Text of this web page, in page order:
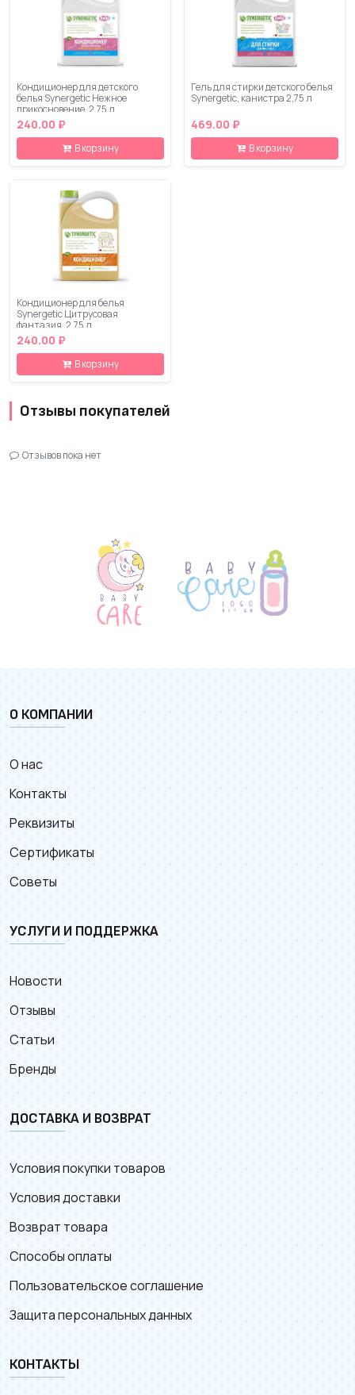
Кондиционер для детского
белья Synergetic Нежное
прикосновение, 2,75 л
240.00 ₽
В корзину
Гель для стирки детского белья
Synergetic, канистра 2,75 л
469.00 ₽
В корзину
Кондиционер для белья
Synergetic Цитрусовая
фантазия, 2,75 л
240.00 ₽
В корзину
Отзывы покупателей
Отзывов пока нет
О КОМПАНИИ
О нас
Контакты
Реквизиты
Сертификаты
Советы
УСЛУГИ И ПОДДЕРЖКА
Новости
Отзывы
Статьи
Бренды
ДОСТАВКА И ВОЗВРАТ
Условия покупки товаров
Условия доставки
Возврат товара
Способы оплаты
Пользовательское соглашение
Защита персональных данных
КОНТАКТЫ